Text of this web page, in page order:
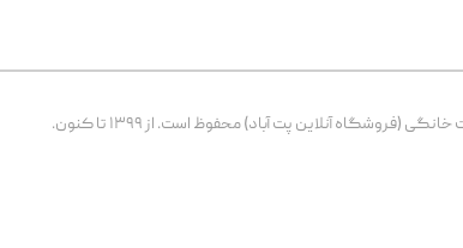
آنلاین پت آباد) محفوظ است. از ۱۳۹۹ تا کنون.